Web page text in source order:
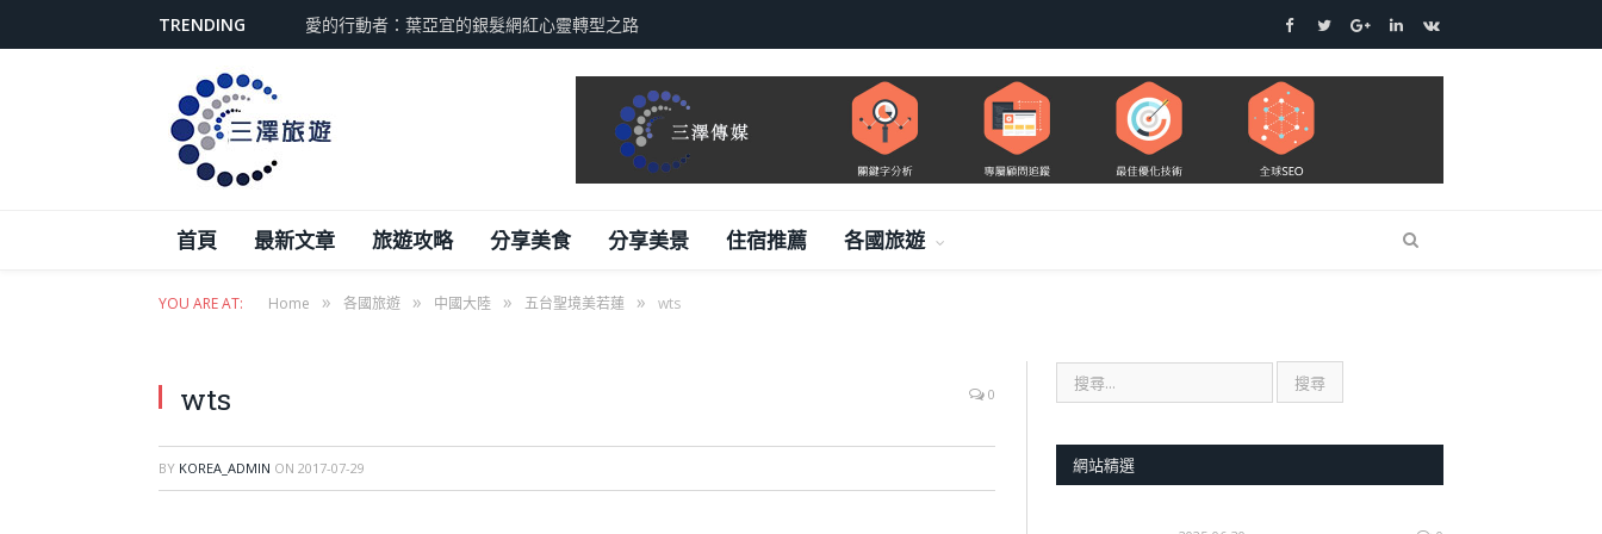
TRENDING 愛的行動者：葉亞宜的銀髮網紅心靈轉型之路 Facebook
TwitterGoogle+LinkedIn
VK
首頁 最新文章 旅遊攻略 分享美食 分享美景 住宿推薦 各國旅遊
YOU ARE AT: Home » 各國旅遊 » 中國大陸 » 五台聖境美若蓮 » wts
wts 0
BY KOREA_ADMIN ON 2017-07-29 網站精選